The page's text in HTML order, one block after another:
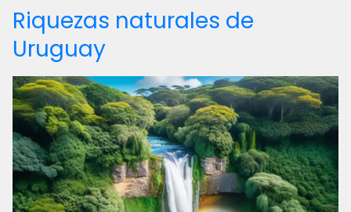
Riquezas naturales de
Uruguay